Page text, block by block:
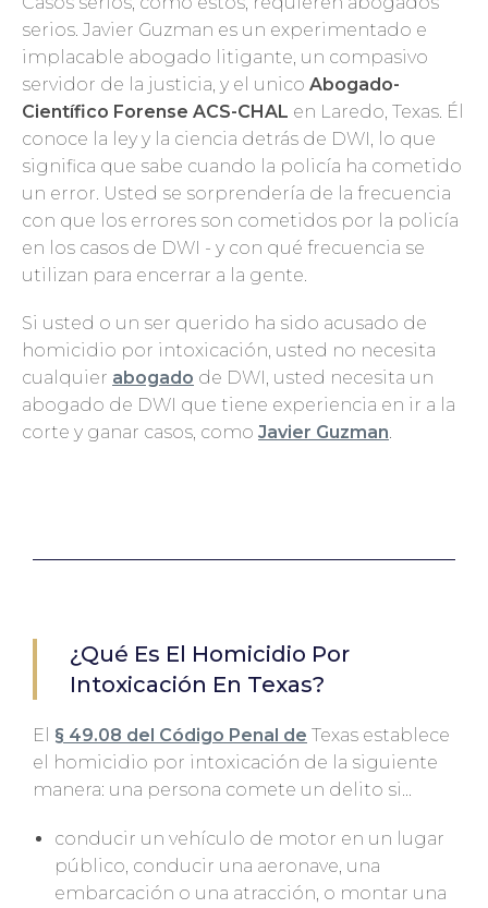
serios. Javier Guzman es un experimentado e
implacable abogado litigante, un compasivo
servidor de la justicia, y el unico Abogado-
Científico Forense ACS-CHAL en Laredo, Texas. Él
conoce la ley y la ciencia detrás de DWI, lo que
significa que sabe cuando la policía ha cometido
un error. Usted se sorprendería de la frecuencia
con que los errores son cometidos por la policía
en los casos de DWI - y con qué frecuencia se
utilizan para encerrar a la gente.
Si usted o un ser querido ha sido acusado de
homicidio por intoxicación, usted no necesita
cualquier abogado de DWI, usted necesita un
abogado de DWI que tiene experiencia en ir a la
corte y ganar casos, como Javier Guzman.
¿Qué Es El Homicidio Por
Intoxicación En Texas?
El § 49.08 del Código Penal de Texas establece
el homicidio por intoxicación de la siguiente
manera: una persona comete un delito si...
conducir un vehículo de motor en un lugar
público, conducir una aeronave, una
embarcación o una atracción, o montar una